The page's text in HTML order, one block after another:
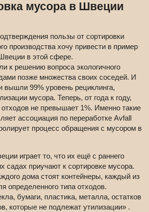
мусора в Швеции
пользы от сортировки
производства хочу привести в пример
в этой сфере.
к решению вопроса экологичного
позже множества своих соседей. И
вышли 99% уровень рециклинга,
мусора. Теперь, от года к году,
не превышает 1%. Именно такие
ассоциация по переработке Avfall
процесс обращения с мусором в
играет то, что их ещё с раннего
садах приучают к сортировке мусора.
дома стоят контейнеры, каждый из
определенного типа отходов.
бумаги, пластика, металла, остатков
которые не подлежат утилизации» .